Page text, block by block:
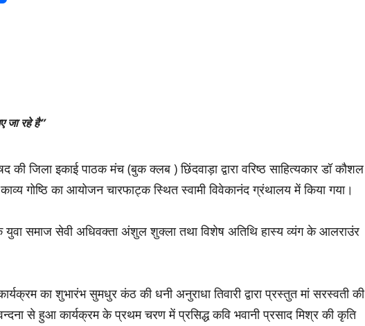
जा रहे है”
की जिला इकाई पाठक मंच (बुक क्लब ) छिंदवाड़ा द्वारा वरिष्ठ साहित्यकार डॉ कौशल
गोष्ठि का आयोजन चारफाट्क स्थित स्वामी विवेकानंद ग्रंथालय में किया गया।
युवा समाज सेवी अधिवक्ता अंशुल शुक्ला तथा विशेष अतिथि हास्य व्यंग के आलराउंर
का शुभारंभ सुमधुर कंठ की धनी अनुराधा तिवारी द्वारा प्रस्तुत मां सरस्वती की
से हुआ कार्यक्रम के प्रथम चरण में प्रसिद्ध कवि भवानी प्रसाद मिश्र की कृति